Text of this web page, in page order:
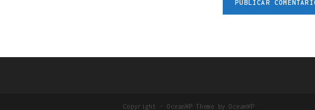
Copyright - OceanWP Theme by OceanWP